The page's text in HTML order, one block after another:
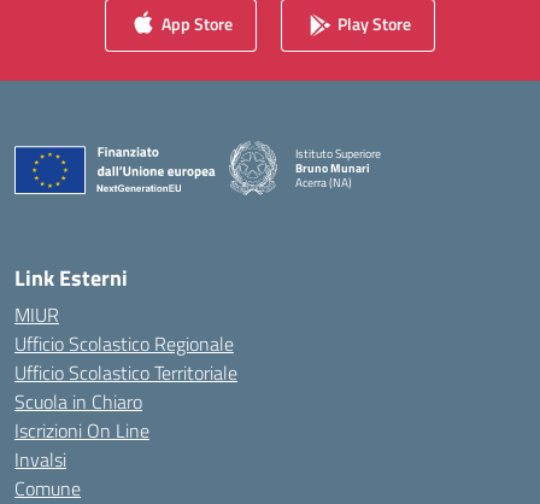
App Store Play Store
Istituto Superiore
Bruno Munari
Acerra (NA)
Link Esterni
MIUR
Ufficio Scolastico Regionale
Ufficio Scolastico Territoriale
Scuola in Chiaro
Iscrizioni On Line
Invalsi
Comune